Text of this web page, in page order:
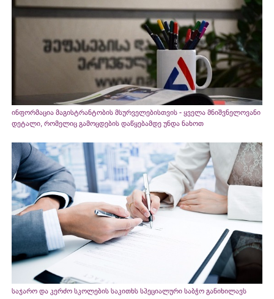
ინფორმაცია მაგისტრანტობის მსურველებისთვის - ყველა მნიშვნელოვანი
დეტალი, რომელიც გამოცდების დაწყებამდე უნდა ნახოთ
საჯარო და კერძო სკოლების საკითხს სპეციალური საბჭო განიხილავს